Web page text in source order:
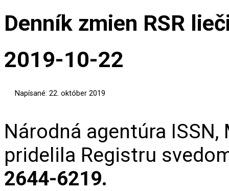
Denník zmien RSR
2019-10-22
Napísané: 22. október 2019
Národná agentúra
pridelila Registru
2644-6219.